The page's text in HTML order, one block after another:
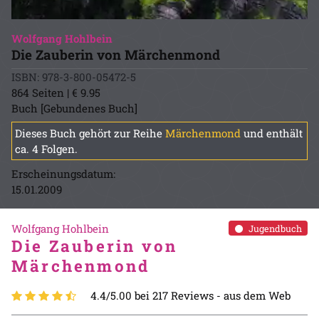
Wolfgang Hohlbein
Die Zauberin von Märchenmond
ISBN: 978-3-800-05472-5
864 Seiten | € 9.95
Buch [Gebundenes Buch]
Dieses Buch gehört zur Reihe Märchenmond und enthält
ca. 4 Folgen.
Erscheinungsdatum:
15.01.2009
Jugendbuch
Wolfgang Hohlbein
Die Zauberin von
Märchenmond
4.4/5.00 bei 217 Reviews - aus dem Web